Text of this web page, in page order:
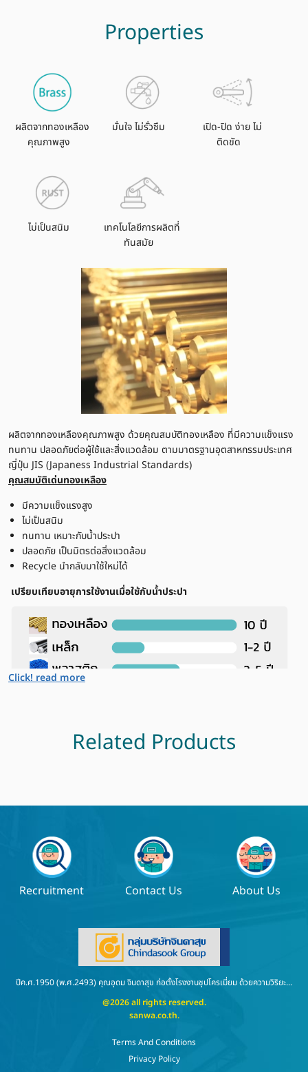
วา
ขนาด
Properties
ผลิตจากทองเหลือง
คุณภาพสูง
มั่นใจ ไม่รั่วซึม
เปิด-ปิด ง่าย ไม่
ติดขัด
ไม่เป็นสนิม
เทคโนโลยีการผลิตที่
ทันสมัย
ผลิตจากทองเหลืองคุณภาพสูง ด้วยคุณสมบัติทองเหลือง ที่มีความแข็งแรง
ทนทาน ปลอดภัยต่อผู้ใช้และสิ่งแวดล้อม ตามมาตรฐานอุตสาหกรรมประเทศ
ญี่ปุ่น JIS (Japaness Industrial Standards)
คุณสมบัติเด่นทองเหลือง
มีความแข็งแรงสูง
ไม่เป็นสนิม
ทนทาน เหมาะกับน้ำประปา
ปลอดภัย เป็นมิตรต่อสิ่งแวดล้อม
Recycle นำกลับมาใช้ใหม่ได้
เปรียบเทียบอายุการใช้งานเมื่อใช้กับน้ำประปา
Click! read more
Related Products
Recruitment Contact Us About Us
ปีค.ศ.1950 (พ.ศ.2493) คุณอุดม จินดาสุข ก่อตั้งโรงงานชุปโครเมี่ยม ด้วยความวิริยะ...
@2026 all rights reserved.
sanwa.co.th.
Terms And Conditions
Privacy Policy